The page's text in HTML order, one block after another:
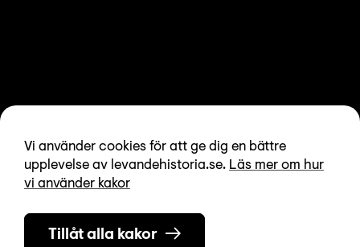
Vi använder cookies för att ge dig en bättre
upplevelse av levandehistoria.se. Läs mer om hur
vi använder kakor
Tillåt alla kakor